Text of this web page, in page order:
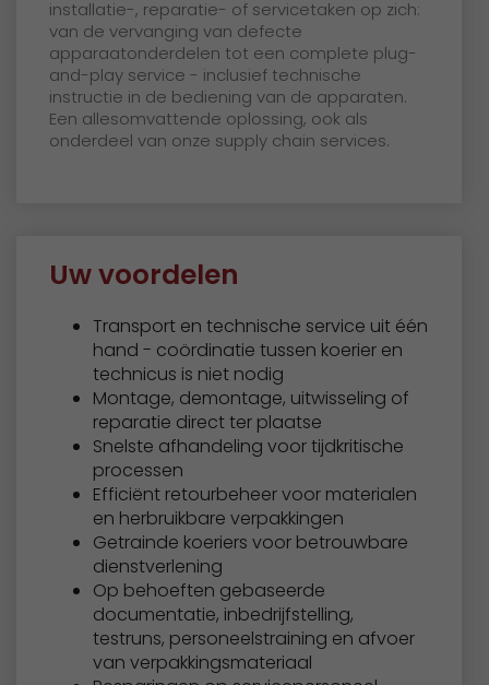
installatie-, reparatie- of servicetaken op zich:
van de vervanging van defecte
apparaatonderdelen tot een complete plug-
and-play service - inclusief technische
instructie in de bediening van de apparaten.
Een allesomvattende oplossing, ook als
onderdeel van onze supply chain services.
Uw voordelen
Transport en technische service uit één
hand - coördinatie tussen koerier en
technicus is niet nodig
Montage, demontage, uitwisseling of
reparatie direct ter plaatse
Snelste afhandeling voor tijdkritische
processen
Efficiënt retourbeheer voor materialen
en herbruikbare verpakkingen
Getrainde koeriers voor betrouwbare
dienstverlening
Op behoeften gebaseerde
documentatie, inbedrijfstelling,
testruns, personeelstraining en afvoer
van verpakkingsmateriaal